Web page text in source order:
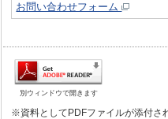
お問い合わせフォーム
別ウィンドウで開きます
※資料としてPDFファイルが添付さ